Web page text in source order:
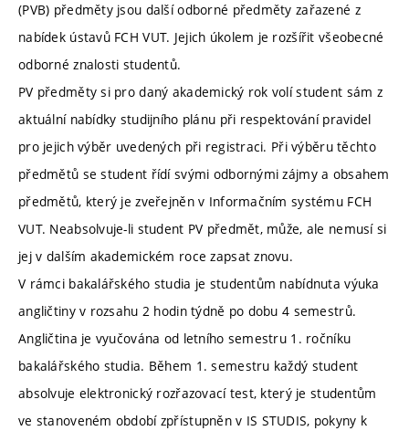
(PVB) předměty jsou další odborné předměty zařazené z
nabídek ústavů FCH VUT. Jejich úkolem je rozšířit všeobecné
odborné znalosti studentů.
PV předměty si pro daný akademický rok volí student sám z
aktuální nabídky studijního plánu při respektování pravidel
pro jejich výběr uvedených při registraci. Při výběru těchto
předmětů se student řídí svými odbornými zájmy a obsahem
předmětů, který je zveřejněn v Informačním systému FCH
VUT. Neabsolvuje-li student PV předmět, může, ale nemusí si
jej v dalším akademickém roce zapsat znovu.
V rámci bakalářského studia je studentům nabídnuta výuka
angličtiny v rozsahu 2 hodin týdně po dobu 4 semestrů.
Angličtina je vyučována od letního semestru 1. ročníku
bakalářského studia. Během 1. semestru každý student
absolvuje elektronický rozřazovací test, který je studentům
ve stanoveném období zpřístupněn v IS STUDIS, pokyny k